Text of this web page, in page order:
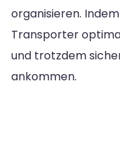
organisieren.
Transporter
und trotzdem
ankommen.